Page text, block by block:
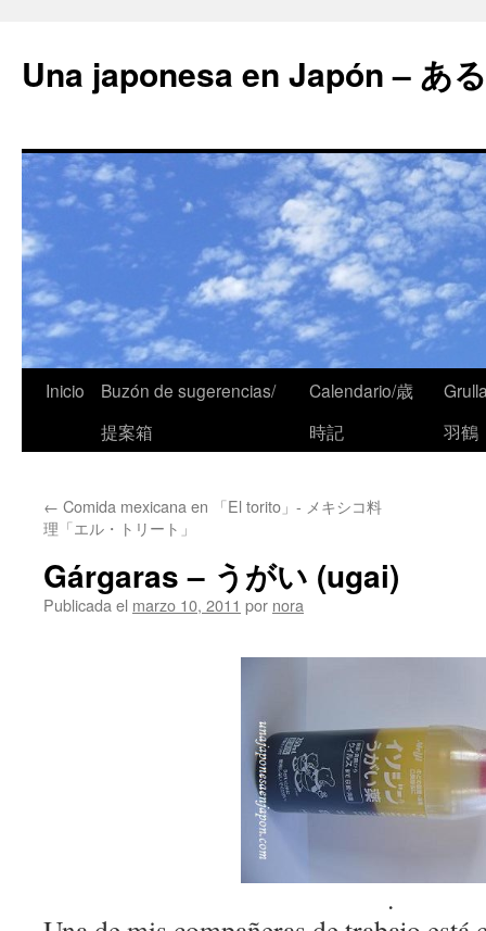
Una japonesa en Japón – あ
Inicio
Buzón de sugerencias/
提案箱
Calendario/歳
時記
羽鶴
← Comida mexicana en 「El torito」- メキシコ料
理「エル・トリート」
Gárgaras – うがい (ugai)
Publicada el marzo 10, 2011 por nora
.